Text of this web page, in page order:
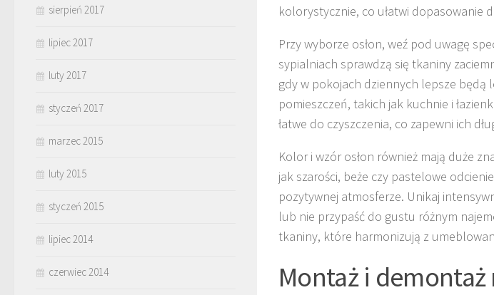
kolorystycznie, co ułatwi dopasowanie
Przy wyborze osłon, weź pod uwagę
sypialniach sprawdzą się tkaniny
gdy w pokojach dziennych lepsze będą
pomieszczeń, takich jak kuchnie i
łatwe do czyszczenia, co zapewni ich
Kolor i wzór osłon również mają duże
jak szarości, beże czy pastelowe
pozytywnej atmosferze. Unikaj
lub nie przypaść do gustu różnym
tkaniny, które harmonizują z
Montaż i demontaż
sierpień 2017
lipiec 2017
luty 2017
styczeń 2017
marzec 2015
luty 2015
styczeń 2015
lipiec 2014
czerwiec 2014